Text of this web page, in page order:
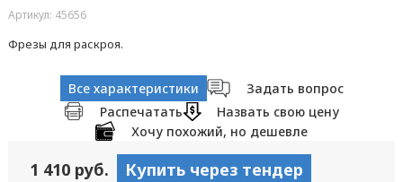
Артикул: 45656
Фрезы для раскроя.
Все характеристики
Задать вопрос
Распечатать
Назвать свою цену
Хочу похожий, но дешевле
1 410 руб.
Купить через тендер